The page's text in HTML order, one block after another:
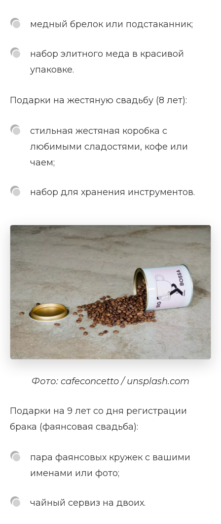
медный брелок или подстаканник;
набор элитного меда в красивой
упаковке.
Подарки на жестяную свадьбу (8 лет):
стильная жестяная коробка с
любимыми сладостями, кофе или
чаем;
набор для хранения инструментов.
Фото: cafeconcetto / unsplash.com
Подарки на 9 лет со дня регистрации
брака (фаянсовая свадьба):
пара фаянсовых кружек с вашими
именами или фото;
чайный сервиз на двоих.